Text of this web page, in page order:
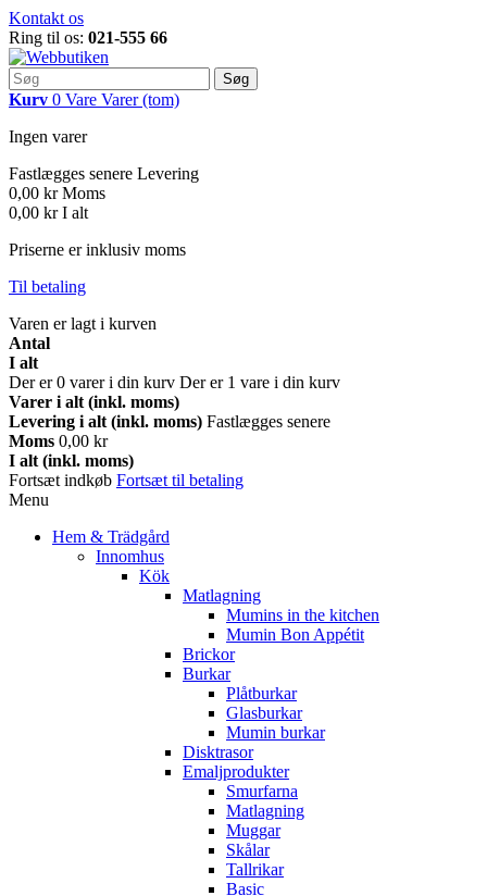
Kontakt os
Ring til os: 021-555 66
Søg
Kurv 0 Vare Varer (tom)
Ingen varer
Fastlægges senere Levering
0,00 kr Moms
0,00 kr I alt
Priserne er inklusiv moms
Til betaling
Varen er lagt i kurven
Antal
I alt
Der er0 varer i din kurv Der er 1 vare i din kurv
Varer i alt (inkl. moms)
Levering i alt (inkl. moms) Fastlægges senere
Moms 0,00 kr
I alt (inkl. moms)
Fortsæt indkøb Fortsæt til betaling
Menu
Hem & Trädgård
Innomhus
Kök
Matlagning
Mumins in the kitchen
Mumin Bon Appétit
Brickor
Burkar
Plåtburkar
Glasburkar
Mumin burkar
Disktrasor
Emaljprodukter
Smurfarna
Matlagning
Muggar
Skålar
Tallrikar
Basic